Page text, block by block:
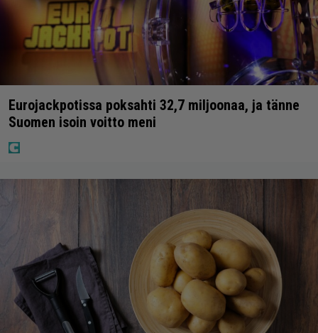
Eurojackpotissa poksahti 32,7 miljoonaa, ja tänne
Suomen isoin voitto meni